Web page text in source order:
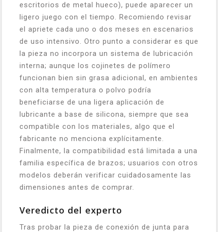
escritorios de metal hueco), puede aparecer un
ligero juego con el tiempo. Recomiendo revisar
el apriete cada uno o dos meses en escenarios
de uso intensivo. Otro punto a considerar es que
la pieza no incorpora un sistema de lubricación
interna; aunque los cojinetes de polímero
funcionan bien sin grasa adicional, en ambientes
con alta temperatura o polvo podría
beneficiarse de una ligera aplicación de
lubricante a base de silicona, siempre que sea
compatible con los materiales, algo que el
fabricante no menciona explícitamente.
Finalmente, la compatibilidad está limitada a una
familia específica de brazos; usuarios con otros
modelos deberán verificar cuidadosamente las
dimensiones antes de comprar.
Veredicto del experto
Tras probar la pieza de conexión de junta para